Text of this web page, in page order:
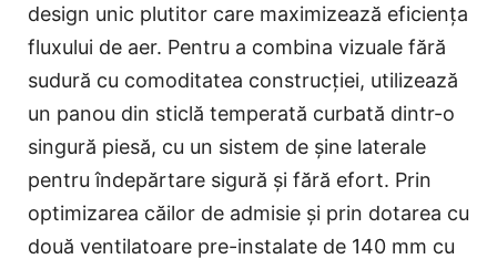
design unic plutitor care maximizează eficiența
fluxului de aer. Pentru a combina vizuale fără
sudură cu comoditatea construcției, utilizează
un panou din sticlă temperată curbată dintr-o
singură piesă, cu un sistem de șine laterale
pentru îndepărtare sigură și fără efort. Prin
optimizarea căilor de admisie și prin dotarea cu
două ventilatoare pre-instalate de 140 mm cu